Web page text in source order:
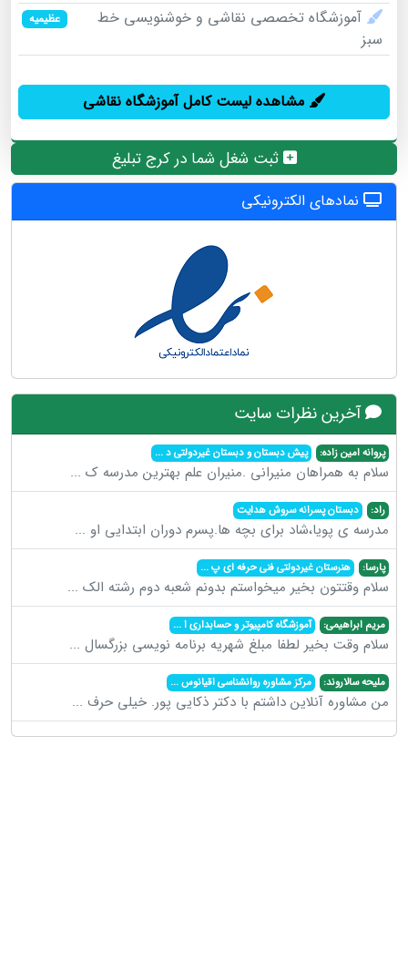
آموزشگاه تخصصی نقاشی و خوشنویسی خط
سبز
عظیمیه
مشاهده لیست کامل آموزشگاه نقاشی
ثبت شغل شما در کرج تبلیغ
نمادهای الکترونیکی
آخرین نظرات سایت
پروانه امین زاده: پیش دبستان و دبستان غیردولتی د...
سلام به همراهان منیرانی .منیران علم بهترین مدرسه ک ...
راد: دبستان پسرانه سروش هدایت
مدرسه ی پویا،شاد برای بچه ها.پسرم دوران ابتدایی او ...
پارسا: هنرستان غیردولتی فنی حرفه ای پ...
سلام وقتتون بخیر میخواستم بدونم شعبه دوم رشته الک ...
مریم ابراهیمی: آموزشگاه کامپیوتر و حسابداری ا...
سلام وقت بخیر لطفا مبلغ شهریه برنامه نویسی بزرگسال ...
ملیحه سالاروند: مرکز مشاوره روانشناسی اقیانوس...
من مشاوره آنلاین داشتم با دکتر ذکایی پور. خیلی حرف ...